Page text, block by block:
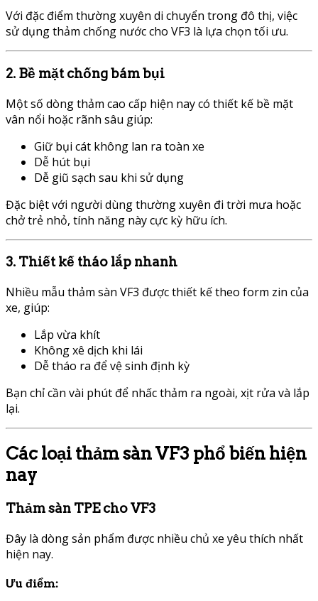
Với đặc điểm thường xuyên di chuyển trong đô thị, việc
sử dụng thảm chống nước cho VF3 là lựa chọn tối ưu.
2. Bề mặt chống bám bụi
Một số dòng thảm cao cấp hiện nay có thiết kế bề mặt
vân nổi hoặc rãnh sâu giúp:
Giữ bụi cát không lan ra toàn xe
Dễ hút bụi
Dễ giũ sạch sau khi sử dụng
Đặc biệt với người dùng thường xuyên đi trời mưa hoặc
chở trẻ nhỏ, tính năng này cực kỳ hữu ích.
3. Thiết kế tháo lắp nhanh
Nhiều mẫu thảm sàn VF3 được thiết kế theo form zin của
xe, giúp:
Lắp vừa khít
Không xê dịch khi lái
Dễ tháo ra để vệ sinh định kỳ
Bạn chỉ cần vài phút để nhấc thảm ra ngoài, xịt rửa và lắp
lại.
Các loại thảm sàn VF3 phổ biến hiện
nay
Thảm sàn TPE cho VF3
Đây là dòng sản phẩm được nhiều chủ xe yêu thích nhất
hiện nay.
Ưu điểm: